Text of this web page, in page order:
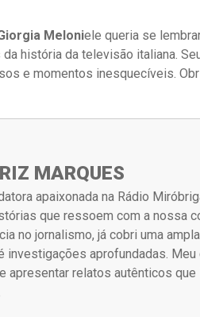
Meloniele queria se
história da televisão italiana.
e momentos inesquecíveis.
MARQUES
apaixonada na Rádio
que ressoem com a nossa
no jornalismo, já cobri uma
investigações aprofundadas.
apresentar relatos autênticos